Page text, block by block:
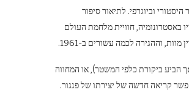
וביוגרפי. לתיאור סיפור
באסטרונומיה, חוויית מלחמת העולם
וההגירה לכמה עשורים ב-1961.
אך הביע ביקורת כלפי המשטר), או המחווה
קריאה חדשה של יצירתו של פנגור.